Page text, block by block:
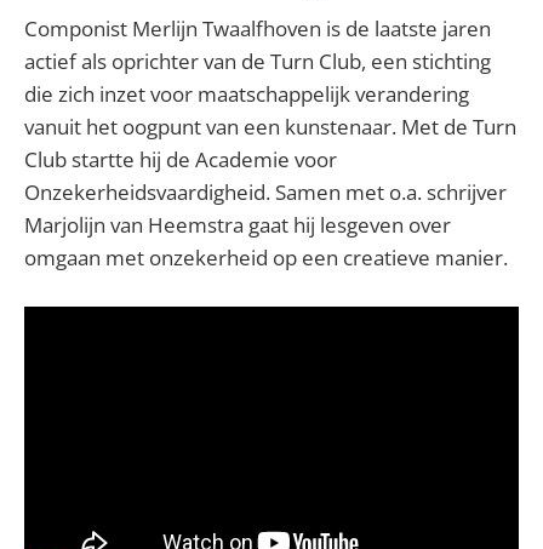
Componist Merlijn Twaalfhoven is de laatste jaren
actief als oprichter van de Turn Club, een stichting
die zich inzet voor maatschappelijk verandering
vanuit het oogpunt van een kunstenaar. Met de Turn
Club startte hij de Academie voor
Onzekerheidsvaardigheid. Samen met o.a. schrijver
Marjolijn van Heemstra gaat hij lesgeven over
omgaan met onzekerheid op een creatieve manier.